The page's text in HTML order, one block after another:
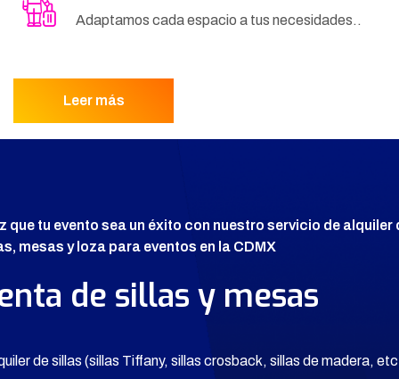
Adaptamos cada espacio a tus necesidades..
Leer más
que tu evento sea un éxito con nuestro servicio de alquiler
mesas y loza para eventos en la CDMX
de sillas y mesas
de sillas (sillas Tiffany, sillas crosback, sillas de madera,